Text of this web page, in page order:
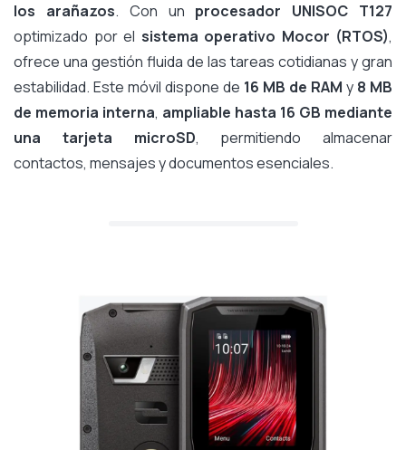
los arañazos. Con un procesador UNISOC T127
optimizado por el sistema operativo Mocor (RTOS),
ofrece una gestión fluida de las tareas cotidianas y gran
estabilidad. Este móvil dispone de 16 MB de RAM y 8 MB
de memoria interna, ampliable hasta 16 GB mediante
una tarjeta microSD, permitiendo almacenar
contactos, mensajes y documentos esenciales.